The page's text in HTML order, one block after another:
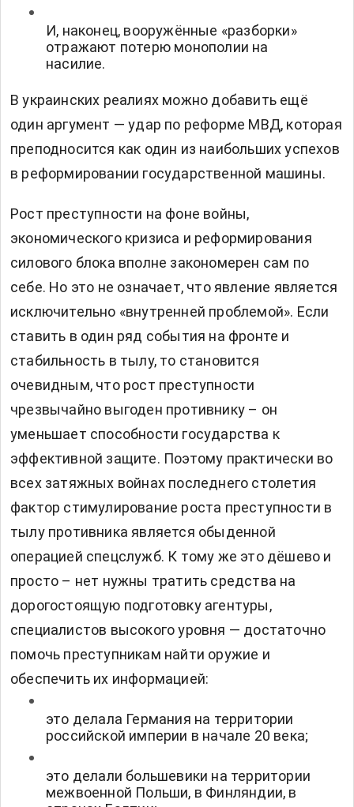
И, наконец, вооружённые «разборки»
отражают потерю монополии на
насилие.
В украинских реалиях можно добавить ещё
один аргумент — удар по реформе МВД, которая
преподносится как один из наибольших успехов
в реформировании государственной машины.
Рост преступности на фоне войны,
экономического кризиса и реформирования
силового блока вполне закономерен сам по
себе. Но это не означает, что явление является
исключительно «внутренней проблемой». Если
ставить в один ряд события на фронте и
стабильность в тылу, то становится
очевидным, что рост преступности
чрезвычайно выгоден противнику – он
уменьшает способности государства к
эффективной защите. Поэтому практически во
всех затяжных войнах последнего столетия
фактор стимулирование роста преступности в
тылу противника является обыденной
операцией спецслужб. К тому же это дёшево и
просто – нет нужны тратить средства на
дорогостоящую подготовку агентуры,
специалистов высокого уровня — достаточно
помочь преступникам найти оружие и
обеспечить их информацией:
это делала Германия на территории
российской империи в начале 20 века;
это делали большевики на территории
межвоенной Польши, в Финляндии, в